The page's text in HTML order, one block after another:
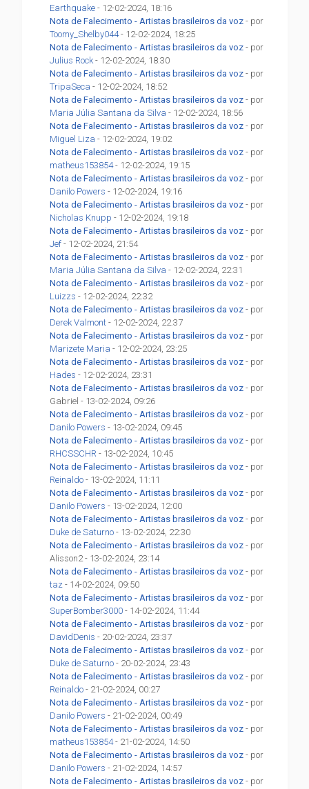
Earthquake - 12-02-2024, 18:16
Nota de Falecimento - Artistas brasileiros da voz - por
Toomy_Shelby044- 12-02-2024, 18:25
Nota de Falecimento - Artistas brasileiros da voz - por
Julius Rock- 12-02-2024, 18:30
Nota de Falecimento - Artistas brasileiros da voz - por
TripaSeca - 12-02-2024, 18:52
Nota de Falecimento - Artistas brasileiros da voz - por
Maria Júlia Santana da Silva - 12-02-2024, 18:56
Nota de Falecimento - Artistas brasileiros da voz - por
Miguel Liza - 12-02-2024, 19:02
Nota de Falecimento - Artistas brasileiros da voz - por
matheus153854- 12-02-2024, 19:15
Nota de Falecimento - Artistas brasileiros da voz - por
Danilo Powers - 12-02-2024, 19:16
Nota de Falecimento - Artistas brasileiros da voz - por
Nicholas Knupp - 12-02-2024, 19:18
Nota de Falecimento - Artistas brasileiros da voz - por
Jef - 12-02-2024, 21:54
Nota de Falecimento - Artistas brasileiros da voz - por
Maria Júlia Santana da Silva - 12-02-2024, 22:31
Nota de Falecimento - Artistas brasileiros da voz - por
Luizzs - 12-02-2024, 22:32
Nota de Falecimento - Artistas brasileiros da voz - por
Derek Valmont - 12-02-2024, 22:37
Nota de Falecimento - Artistas brasileiros da voz - por
Marizete Maria - 12-02-2024, 23:25
Nota de Falecimento - Artistas brasileiros da voz - por
Hades - 12-02-2024, 23:31
Nota de Falecimento - Artistas brasileiros da voz - por
Gabriel - 13-02-2024, 09:26
Nota de Falecimento - Artistas brasileiros da voz - por
Danilo Powers - 13-02-2024, 09:45
Nota de Falecimento - Artistas brasileiros da voz - por
RHCSSCHR - 13-02-2024, 10:45
Nota de Falecimento - Artistas brasileiros da voz - por
Reinaldo - 13-02-2024, 11:11
Nota de Falecimento - Artistas brasileiros da voz - por
Danilo Powers - 13-02-2024, 12:00
Nota de Falecimento - Artistas brasileiros da voz - por
Duke de Saturno - 13-02-2024, 22:30
Nota de Falecimento - Artistas brasileiros da voz - por
Alisson2 - 13-02-2024, 23:14
Nota de Falecimento - Artistas brasileiros da voz - por
taz - 14-02-2024, 09:50
Nota de Falecimento - Artistas brasileiros da voz - por
SuperBomber3000 - 14-02-2024, 11:44
Nota de Falecimento - Artistas brasileiros da voz - por
DavidDenis - 20-02-2024, 23:37
Nota de Falecimento - Artistas brasileiros da voz - por
Duke de Saturno - 20-02-2024, 23:43
Nota de Falecimento - Artistas brasileiros da voz - por
Reinaldo - 21-02-2024, 00:27
Nota de Falecimento - Artistas brasileiros da voz - por
Danilo Powers - 21-02-2024, 00:49
Nota de Falecimento - Artistas brasileiros da voz - por
matheus153854- 21-02-2024, 14:50
Nota de Falecimento - Artistas brasileiros da voz - por
Danilo Powers - 21-02-2024, 14:57
Nota de Falecimento - Artistas brasileiros da voz - por